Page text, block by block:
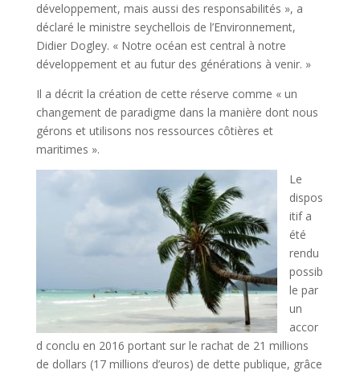
développement, mais aussi des responsabilités », a
déclaré le ministre seychellois de l’Environnement,
Didier Dogley. « Notre océan est central à notre
développement et au futur des générations à venir. »
Il a décrit la création de cette réserve comme « un
changement de paradigme dans la manière dont nous
gérons et utilisons nos ressources côtières et
maritimes ».
Le
dispos
itif a
été
rendu
possib
le par
un
accor
d conclu en 2016 portant sur le rachat de 21 millions
de dollars (17 millions d’euros) de dette publique, grâce